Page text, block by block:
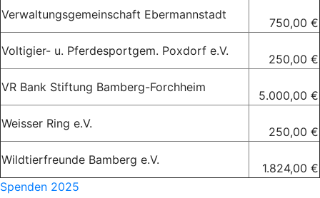
Verwaltungsgemeinschaft Ebermannstadt
750,00 €
Voltigier- u. Pferdesportgem. Poxdorf e.V.
250,00 €
VR Bank Stiftung Bamberg-Forchheim
5.000,00 €
Weisser Ring e.V.
250,00 €
Wildtierfreunde Bamberg e.V.
1.824,00 €
Spenden 2025